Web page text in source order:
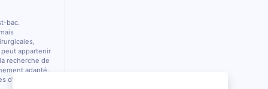
bac.
appartenir
recherche de
adapté.